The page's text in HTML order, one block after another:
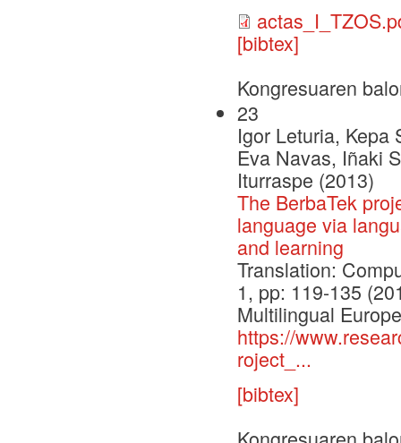
[bibtex]
Kongresuaren
23
Igor Leturia, Kepa
Eva Navas, Iñaki
Iturraspe (2013)
The BerbaTek
language via
and learning
Translation:
1, pp: 119-135
Multilingual
https://
roject_...
[bibtex]